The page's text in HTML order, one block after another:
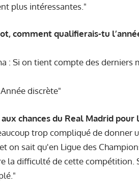
plus intéressantes."
comment qualifierais-tu
: Si on tient compte des derniers
discrète"
chances du Real Madrid pour
trop compliqué de donner
on sait qu'en Ligue des
la difficulté de cette compétition.